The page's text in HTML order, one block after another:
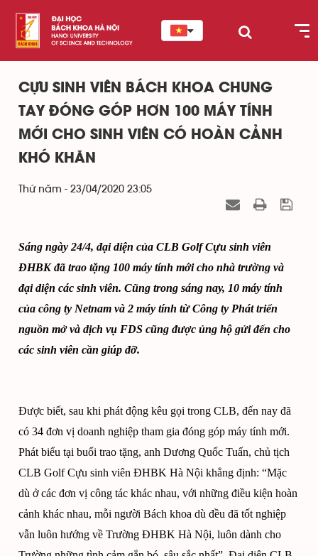
CỰU SINH VIÊN BÁCH KHOA CHUNG
TAY ĐÓNG GÓP HƠN 100 MÁY TÍNH
MỚI CHO SINH VIÊN CÓ HOÀN CẢNH
KHÓ KHĂN
Thứ năm - 23/04/2020 23:05
Sáng ngày 24/4, đại diện của CLB Golf Cựu sinh viên
ĐHBK đã trao tặng 100 máy tính mới cho nhà trường và
đại diện các sinh viên. Cũng trong sáng nay, 10 máy tính
của công ty Netnam và 2 máy tính từ Công ty Phát triển
nguồn mở và dịch vụ FDS cũng được ủng hộ gửi đến cho
các sinh viên cần giúp đỡ.
Được biết, sau khi phát động kêu gọi trong CLB, đến nay đã
có 34 đơn vị doanh nghiệp tham gia đóng góp máy tính mới.
Phát biểu tại buổi trao tặng, anh Dương Quốc Tuấn, chủ tịch
CLB Golf Cựu sinh viên ĐHBK Hà Nội khẳng định: “Mặc
dù ở các đơn vị công tác khác nhau, với những điều kiện hoàn
cảnh khác nhau, mỗi người Bách khoa dù đều đã tốt nghiệp
vẫn luôn hướng về Trường ĐHBK Hà Nội, luôn dành cho